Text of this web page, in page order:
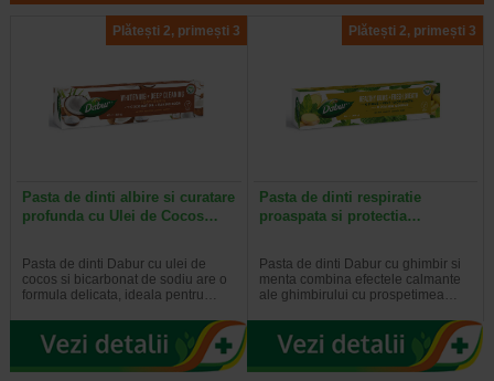
Plătești 2, primești 3
Pasta de dinti albire si curatare
profunda cu Ulei de Cocos…
Pasta de dinti Dabur cu ulei de
cocos si bicarbonat de sodiu are o
formula delicata, ideala pentru…
Plătești 2, primești 3
Pasta de dinti respiratie
proaspata si protectia…
Pasta de dinti Dabur cu ghimbir si
menta combina efectele calmante
ale ghimbirului cu prospetimea…